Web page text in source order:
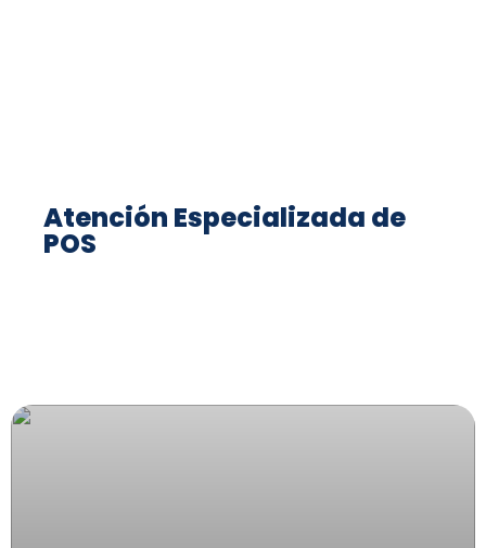
Atención Especializada de
POS